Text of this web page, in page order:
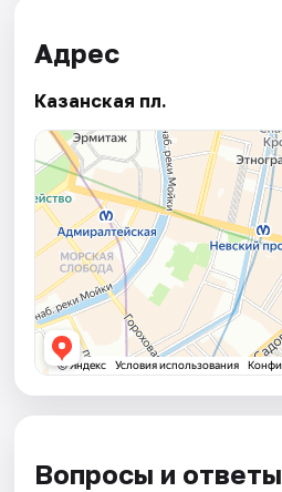
Адрес
Казанская пл.
Вопросы и ответы